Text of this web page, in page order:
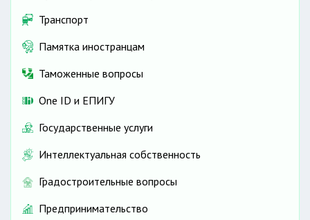
Транспорт
Памятка иностранцам
Таможенные вопросы
One ID и ЕПИГУ
Государственные услуги
Интеллектуальная собственность
Градостроительные вопросы
Предпринимательство